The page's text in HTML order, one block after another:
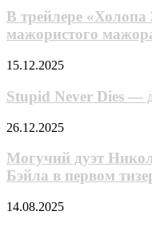
«Джек
Райан:
Война
«Холопа
перевоспитывают
мажористого
во
В трейлере «Холопа
мажористого
Stupid
Dies
—
дебютный
трейлер
15.12.2025
Stupid Never Dies —
Могучий
Николаса
Кейджа
и
Бэйла
26.12.2025
Могучий дуэт
Бэйла в первом
Тимоти
14.08.2025